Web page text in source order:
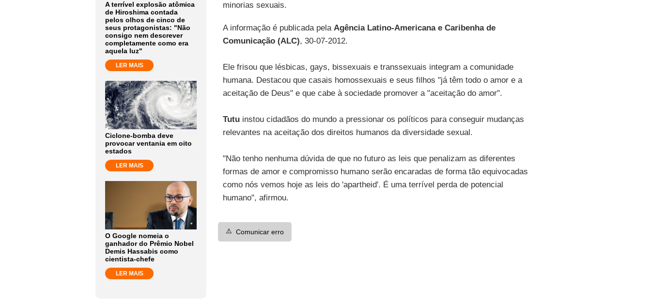
A terrível explosão atômica
de Hiroshima contada
pelos olhos de cinco de
seus protagonistas: "Não
consigo nem descrever
completamente como era
aquela luz"
LER MAIS
Ciclone-bomba deve
provocar ventania em oito
estados
LER MAIS
O Google nomeia o
ganhador do Prêmio Nobel
Demis Hassabis como
cientista-chefe
LER MAIS
minorias sexuais.
A informação é publicada pela Agência Latino-Americana e Caribenha de
Comunicação (ALC), 30-07-2012.
Ele frisou que lésbicas, gays, bissexuais e transsexuais integram a comunidade
humana. Destacou que casais homossexuais e seus filhos "já têm todo o amor e a
aceitação de Deus" e que cabe à sociedade promover a "aceitação do amor".
Tutu instou cidadãos do mundo a pressionar os políticos para conseguir mudanças
relevantes na aceitação dos direitos humanos da diversidade sexual.
"Não tenho nenhuma dúvida de que no futuro as leis que penalizam as diferentes
formas de amor e compromisso humano serão encaradas de forma tão equivocadas
como nós vemos hoje as leis do 'apartheid'. É uma terrível perda de potencial
humano", afirmou.
⚠️ Comunicar erro